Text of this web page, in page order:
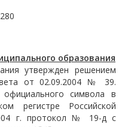
образования
утвержден решением
от 02.09.2004 № 39.
официального символа в
регистре Российской
г. протокол № 19-д с